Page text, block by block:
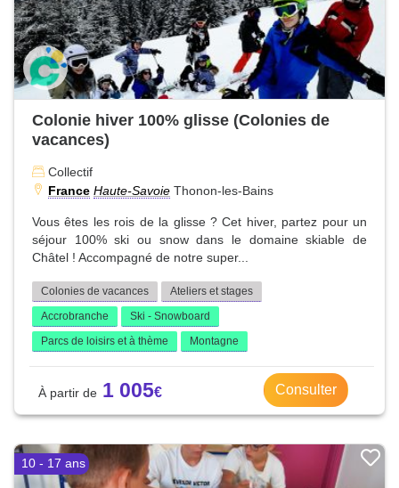
Colonie hiver 100% glisse (Colonies de
vacances)
Collectif
France Haute-Savoie Thonon-les-Bains
Vous êtes les rois de la glisse ? Cet hiver, partez pour un
séjour 100% ski ou snow dans le domaine skiable de
Châtel ! Accompagné de notre super...
Colonies de vacances
Ateliers et stages
Accrobranche
Ski - Snowboard
Parcs de loisirs et à thème
Montagne
1 005 Consulter
10 - 17 ans